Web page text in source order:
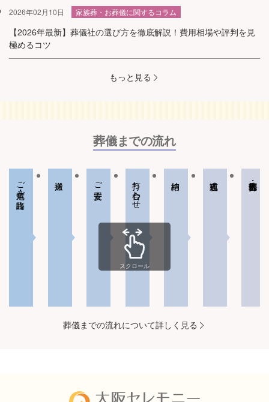
2026年02月10日 家族葬・お葬儀に関するコラム
【2026年最新】葬儀社の選び方を徹底解説！費用相場や評判を見
極めるコツ
もっと見る
葬儀までの流れ
ご危篤・ご臨終 ご安置 打ち合わせ
スクロール
葬儀までの流れについて詳しく見る